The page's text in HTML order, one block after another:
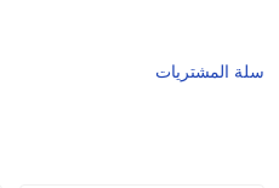
سلة المشتريات